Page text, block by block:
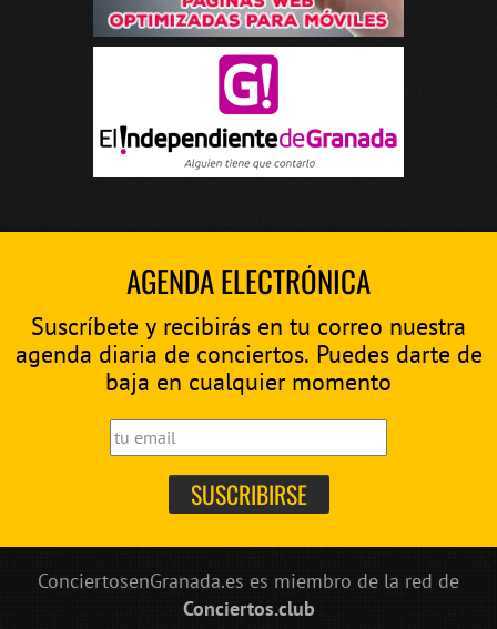
AGENDA ELECTRÓNICA
Suscríbete y recibirás en tu correo nuestra
agenda diaria de conciertos. Puedes darte de
baja en cualquier momento
ConciertosenGranada.es es miembro de la red de
Conciertos.club